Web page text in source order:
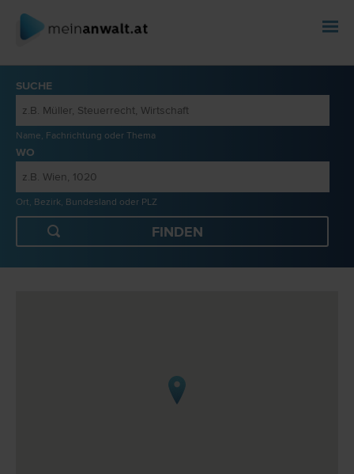
SUCHE
Name, Fachrichtung oder Thema
WO
Ort, Bezirk, Bundesland oder PLZ